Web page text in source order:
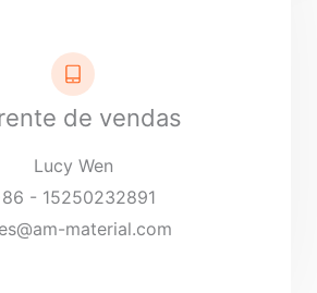
de vendas
Lucy Wen
- 15250232891
material.com